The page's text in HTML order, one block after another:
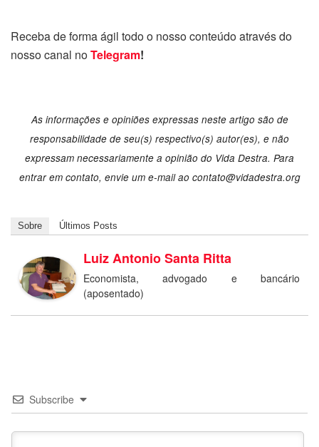
Receba de forma ágil todo o nosso conteúdo através do
nosso canal noTelegram!
As informações e opiniões expressas neste artigo são de
responsabilidade de seu(s) respectivo(s) autor(es), e não
expressam necessariamente a opinião do Vida Destra. Para
entrar em contato, envie um e-mail ao contato@vidadestra.org
Sobre Últimos Posts
Luiz Antonio Santa Ritta
Economista, advogado e bancário
(aposentado)
Subscribe